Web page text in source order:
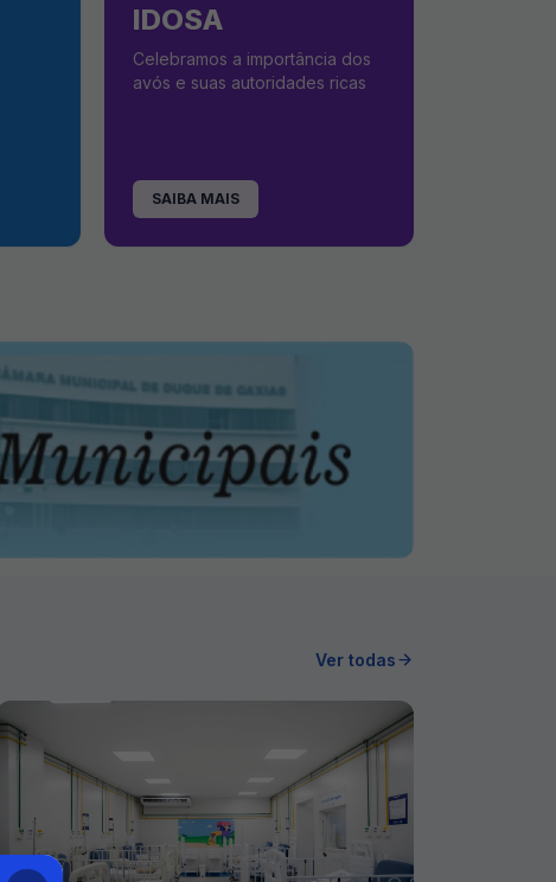
IDOSA
Celebramos a importância dos
avós e suas autoridades ricas
SAIBA MAIS
Ver todas